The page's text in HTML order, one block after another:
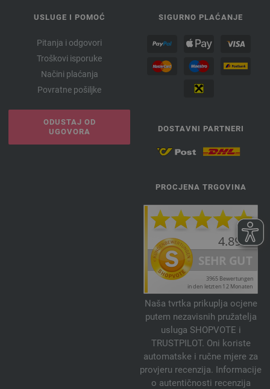
USLUGE I POMOĆ
Pitanja i odgovori
Troškovi isporuke
Načini plaćanja
Povratne pošiljke
ODUSTAJ OD
UGOVORA
SIGURNO PLAĆANJE
DOSTAVNI PARTNERI
PROCJENA TRGOVINA
Naša tvrtka prikuplja ocjene
putem nezavisnih pružatelja
usluga SHOPVOTE i
TRUSTPILOT. Oni koriste
automatske i ručne mjere za
provjeru recenzija. Informacije
o autentičnosti recenzija